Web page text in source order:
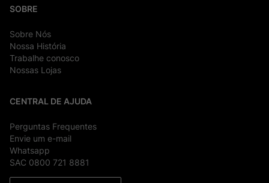
SOBRE
Sobre Nós
Nossa História
Trabalhe conosco
Nossas Lojas
CENTRAL DE AJUDA
Perguntas Frequentes
Envie um e-mail
Whatsapp
SAC 0800 721 8881